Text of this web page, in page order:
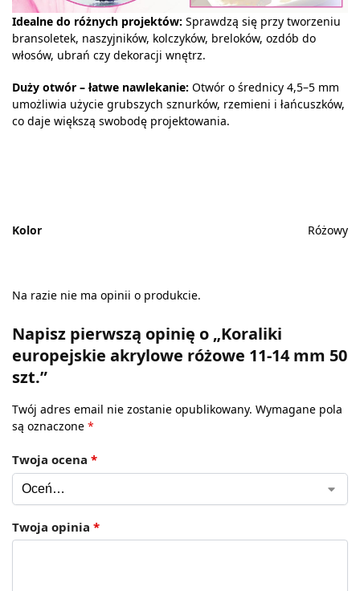
Idealne do różnych projektów: Sprawdzą się przy tworzeniu
bransoletek, naszyjników, kolczyków, breloków, ozdób do
włosów, ubrań czy dekoracji wnętrz.
Duży otwór – łatwe nawlekanie: Otwór o średnicy 4,5–5 mm
umożliwia użycie grubszych sznurków, rzemieni i łańcuszków,
co daje większą swobodę projektowania.
Kolor Różowy
Na razie nie ma opinii o produkcie.
Napisz pierwszą opinię o „Koraliki
europejskie akrylowe różowe 11-14 mm 50
szt.”
Twój adres email nie zostanie opublikowany. Wymagane pola
są oznaczone *
Twoja ocena *
Twoja opinia *